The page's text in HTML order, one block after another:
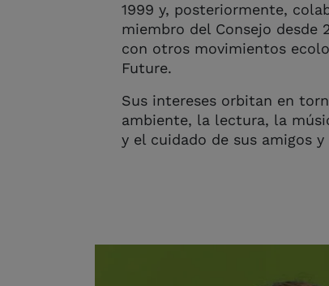
1999 y, posteriormente,
miembro del Consejo desde
con otros movimientos
Future.
Sus intereses orbitan en
ambiente, la lectura, la
y el cuidado de sus amigos